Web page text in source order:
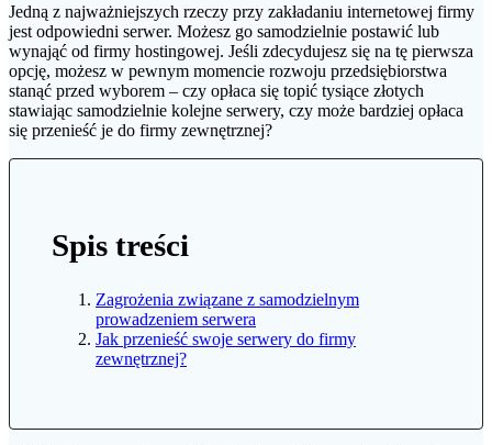
Jedną z najważniejszych rzeczy przy zakładaniu internetowej firmy
jest odpowiedni serwer. Możesz go samodzielnie postawić lub
wynająć od firmy hostingowej. Jeśli zdecydujesz się na tę pierwsza
opcję, możesz w pewnym momencie rozwoju przedsiębiorstwa
stanąć przed wyborem – czy opłaca się topić tysiące złotych
stawiając samodzielnie kolejne serwery, czy może bardziej opłaca
się przenieść je do firmy zewnętrznej?
Spis treści
Zagrożenia związane z samodzielnym
prowadzeniem serwera
Jak przenieść swoje serwery do firmy
zewnętrznej?